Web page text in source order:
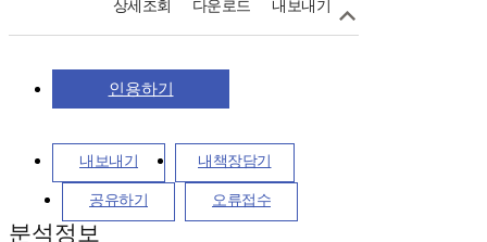
상세조회 다운로드 내보내기
인용하기
내보내기 내책장담기
공유하기 오류접수
분석정보